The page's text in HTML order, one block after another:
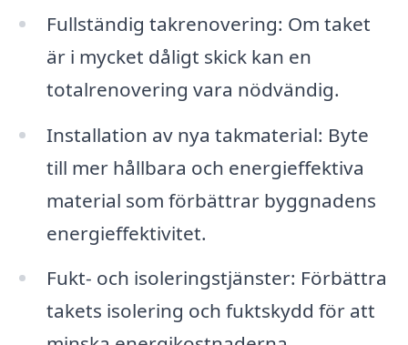
Fullständig takrenovering: Om taket
är i mycket dåligt skick kan en
totalrenovering vara nödvändig.
Installation av nya takmaterial: Byte
till mer hållbara och energieffektiva
material som förbättrar byggnadens
energieffektivitet.
Fukt- och isoleringstjänster: Förbättra
takets isolering och fuktskydd för att